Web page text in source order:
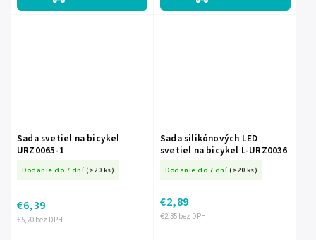
Sada svetiel na bicykel
URZ0065-1
Dodanie do 7 dní (>20 ks)
€5,20 bez DPH
€6,39
Sada silikónových LED
svetiel na bicykel L-URZ0036
Dodanie do 7 dní (>20 ks)
€2,35 bez DPH
€2,89